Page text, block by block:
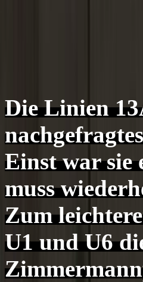
Die Linien
Einst war sie
muss
Zum
U1 und U6